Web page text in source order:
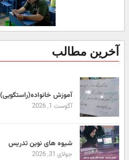
آخرین مطالب
آموزش خانواده(راستگویی)
آگوست 1, 2026
شیوه های نوین تدریس
جولای 31, 2026